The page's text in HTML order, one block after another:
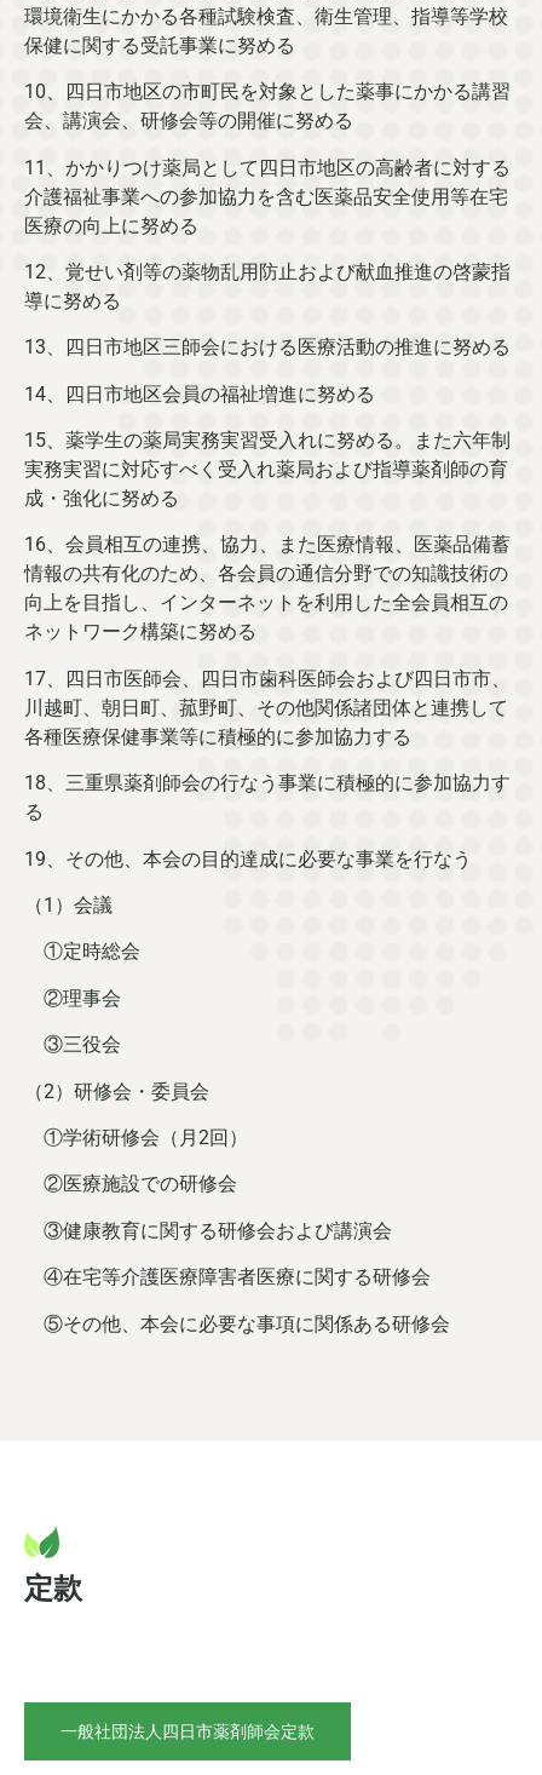
環境衛生にかかる各種試験検査、衛生管理、指導等学校
保健に関する受託事業に努める
10、四日市地区の市町民を対象とした薬事にかかる講習
会、講演会、研修会等の開催に努める
11、かかりつけ薬局として四日市地区の高齢者に対する
介護福祉事業への参加協力を含む医薬品安全使用等在宅
医療の向上に努める
12、覚せい剤等の薬物乱用防止および献血推進の啓蒙指
導に努める
13、四日市地区三師会における医療活動の推進に努める
14、四日市地区会員の福祉増進に努める
15、薬学生の薬局実務実習受入れに努める。また六年制
実務実習に対応すべく受入れ薬局および指導薬剤師の育
成・強化に努める
16、会員相互の連携、協力、また医療情報、医薬品備蓄
情報の共有化のため、各会員の通信分野での知識技術の
向上を目指し、インターネットを利用した全会員相互の
ネットワーク構築に努める
17、四日市医師会、四日市歯科医師会および四日市市、
川越町、朝日町、菰野町、その他関係諸団体と連携して
各種医療保健事業等に積極的に参加協力する
18、三重県薬剤師会の行なう事業に積極的に参加協力す
る
19、その他、本会の目的達成に必要な事業を行なう
（1）会議
①定時総会
②理事会
③三役会
（2）研修会・委員会
①学術研修会（月2回）
②医療施設での研修会
③健康教育に関する研修会および講演会
④在宅等介護医療障害者医療に関する研修会
⑤その他、本会に必要な事項に関係ある研修会
定款
一般社団法人四日市薬剤師会定款